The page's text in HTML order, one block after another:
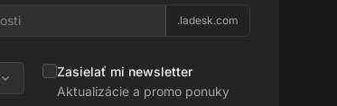
.ladesk.com
Zasielať mi newsletter
Aktualizácie a promo ponuky